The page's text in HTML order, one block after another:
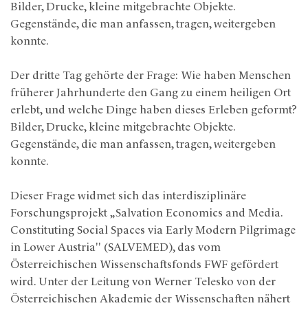
Bilder, Drucke, kleine mitgebrachte Objekte.
Gegenstände, die man anfassen, tragen, weitergeben
konnte.
Der dritte Tag gehörte der Frage: Wie haben Menschen
früherer Jahrhunderte den Gang zu einem heiligen Ort
erlebt, und welche Dinge haben dieses Erleben geformt?
Bilder, Drucke, kleine mitgebrachte Objekte.
Gegenstände, die man anfassen, tragen, weitergeben
konnte.
Dieser Frage widmet sich das interdisziplinäre
Forschungsprojekt „Salvation Economics and Media.
Constituting Social Spaces via Early Modern Pilgrimage
in Lower Austria" (SALVEMED), das vom
Österreichischen Wissenschaftsfonds FWF gefördert
wird. Unter der Leitung von Werner Telesko von der
Österreichischen Akademie der Wissenschaften nähert